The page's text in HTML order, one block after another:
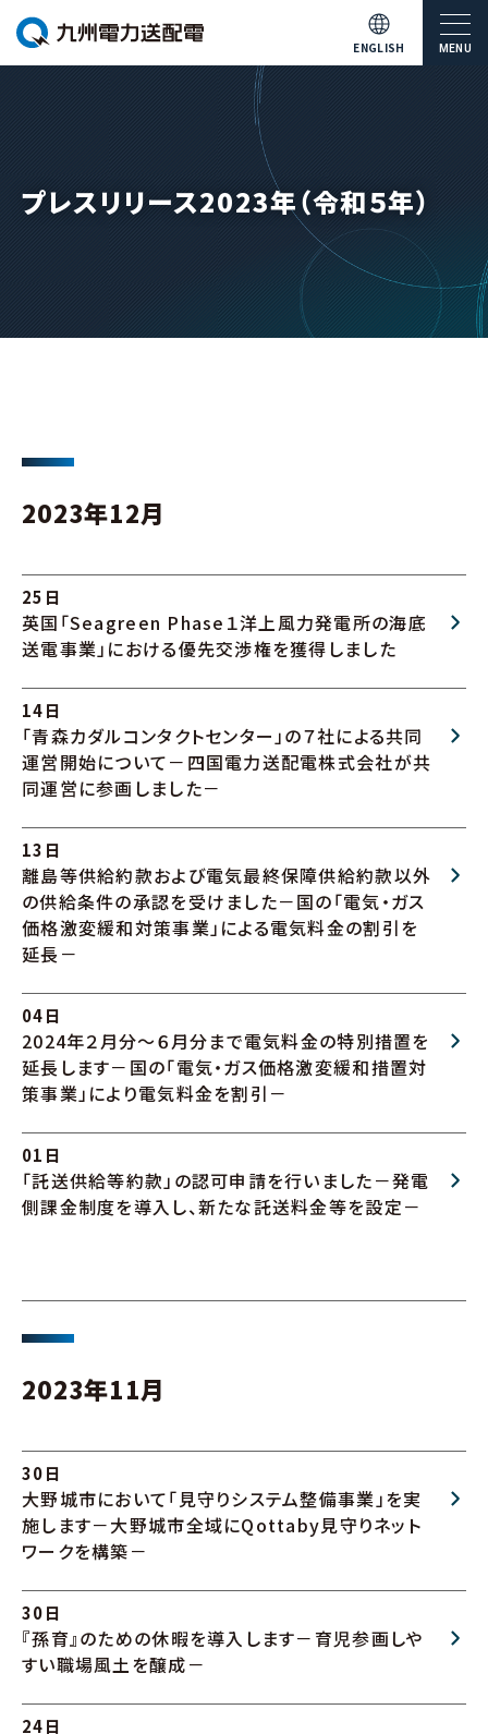
ENGLISH MENU
プレスリリース2023年（令和５年）
2023年12月
25日
英国「Seagreen Phase１洋上風力発電所の海底
送電事業」における優先交渉権を獲得しました
14日
「青森カダルコンタクトセンター」の７社による共同
運営開始について－四国電力送配電株式会社が共
同運営に参画しました－
13日
離島等供給約款および電気最終保障供給約款以外
の供給条件の承認を受けました－国の「電気・ガス
価格激変緩和対策事業」による電気料金の割引を
延長－
04日
2024年２月分～６月分まで電気料金の特別措置を
延長します－国の「電気・ガス価格激変緩和措置対
策事業」により電気料金を割引－
01日
「託送供給等約款」の認可申請を行いました－発電
側課金制度を導入し、新たな託送料金等を設定－
2023年11月
30日
大野城市において「見守りシステム整備事業」を実
施します－大野城市全域にQottaby見守りネット
ワークを構築－
30日
『孫育』のための休暇を導入します－育児参画しや
すい職場風土を醸成－
24日